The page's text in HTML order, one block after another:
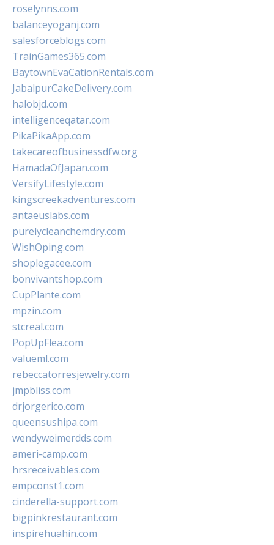
roselynns.com
balanceyoganj.com
salesforceblogs.com
TrainGames365.com
BaytownEvaCationRentals.com
JabalpurCakeDelivery.com
halobjd.com
intelligenceqatar.com
PikaPikaApp.com
takecareofbusinessdfw.org
HamadaOfJapan.com
VersifyLifestyle.com
kingscreekadventures.com
antaeuslabs.com
purelycleanchemdry.com
WishOping.com
shoplegacee.com
bonvivantshop.com
CupPlante.com
mpzin.com
stcreal.com
PopUpFlea.com
valueml.com
rebeccatorresjewelry.com
jmpbliss.com
drjorgerico.com
queensushipa.com
wendyweimerdds.com
ameri-camp.com
hrsreceivables.com
empconst1.com
cinderella-support.com
bigpinkrestaurant.com
inspirehuahin.com